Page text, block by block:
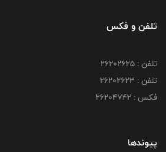
تلفن و فکس
تلفن : ۲۶۲۰۲۶۲۵
تلفن : ۲۶۲۰۲۶۲۳
فکس : ۲۶۲۰۴۷۴۲
پیوندها